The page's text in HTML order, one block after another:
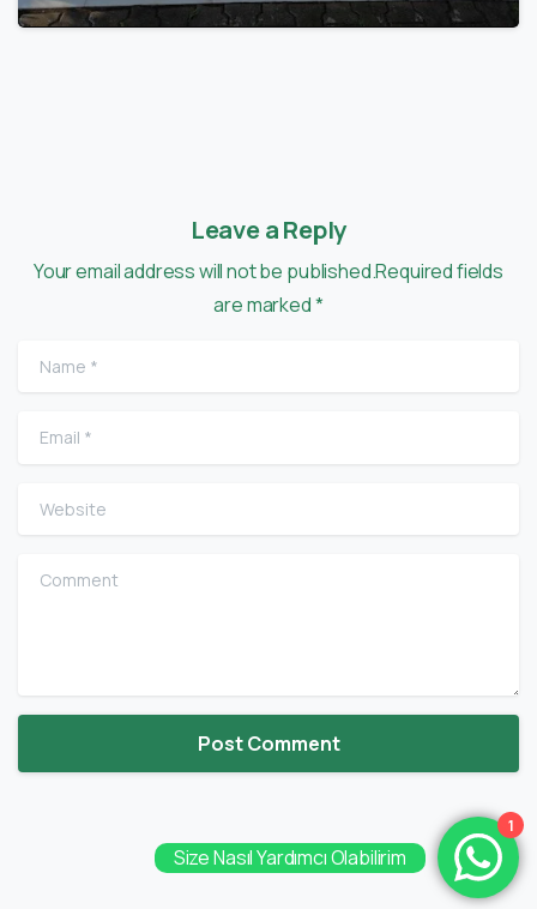
Leave a Reply
Your email address will not be published.Required fields
are marked *
Name
Email
Website
Comment
1
Size Nasıl Yardımcı Olabilirim